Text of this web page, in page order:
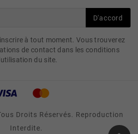
D'accord
à tout moment. Vous trouverez
de contact dans les conditions
du site.
Droits Réservés. Reproduction
Interdite.